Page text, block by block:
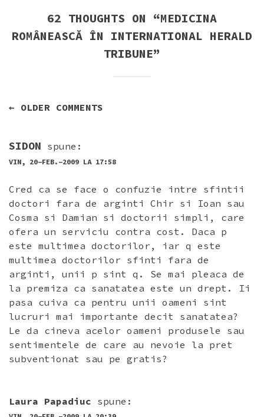
62 THOUGHTS ON “MEDICINA
ROMÂNEASCĂ ÎN INTERNATIONAL HERALD
TRIBUNE”
NAVIGARE
COMENTARII
← OLDER COMMENTS
SIDON spune:
VIN, 20-FEB.-2009 LA 17:58
Cred ca se face o confuzie intre sfintii
doctori fara de arginti Chir si Ioan sau
Cosma si Damian si doctorii simpli, care
ofera un serviciu contra cost. Daca p
este multimea doctorilor, iar q este
multimea doctorilor sfinti fara de
arginti, unii p sint q. Se mai pleaca de
la premiza ca sanatatea este un drept. Ii
pasa cuiva ca pentru unii oameni sint
lucruri mai importante decit sanatatea?
Le da cineva acelor oameni produsele sau
sentimentele de care au nevoie la pret
subventionat sau pe gratis?
Laura Papadiuc spune: